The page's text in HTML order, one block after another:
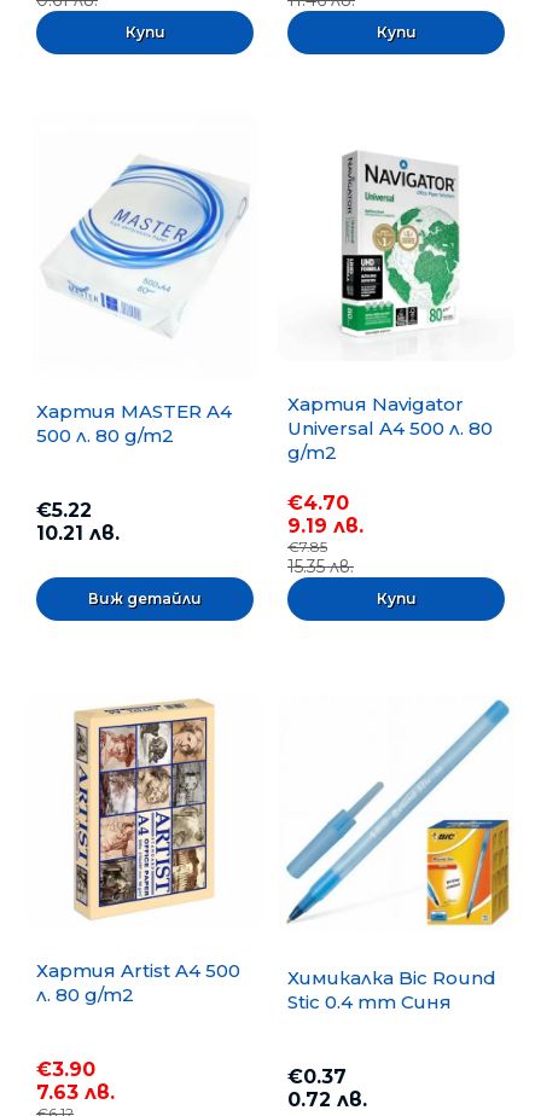
Хартия MASTER A4
500 л. 80 g/m2
€5.22
10.21 лв.
Виж детайли
Хартия Navigator
Universal A4 500 л. 80
g/m2
€4.70
9.19 лв.
€7.85
15.35 лв.
Хартия Artist A4 500
л. 80 g/m2
€3.90
7.63 лв.
Химикалка Bic Round
Stic 0.4 mm Синя
€0.37
0.72 лв.